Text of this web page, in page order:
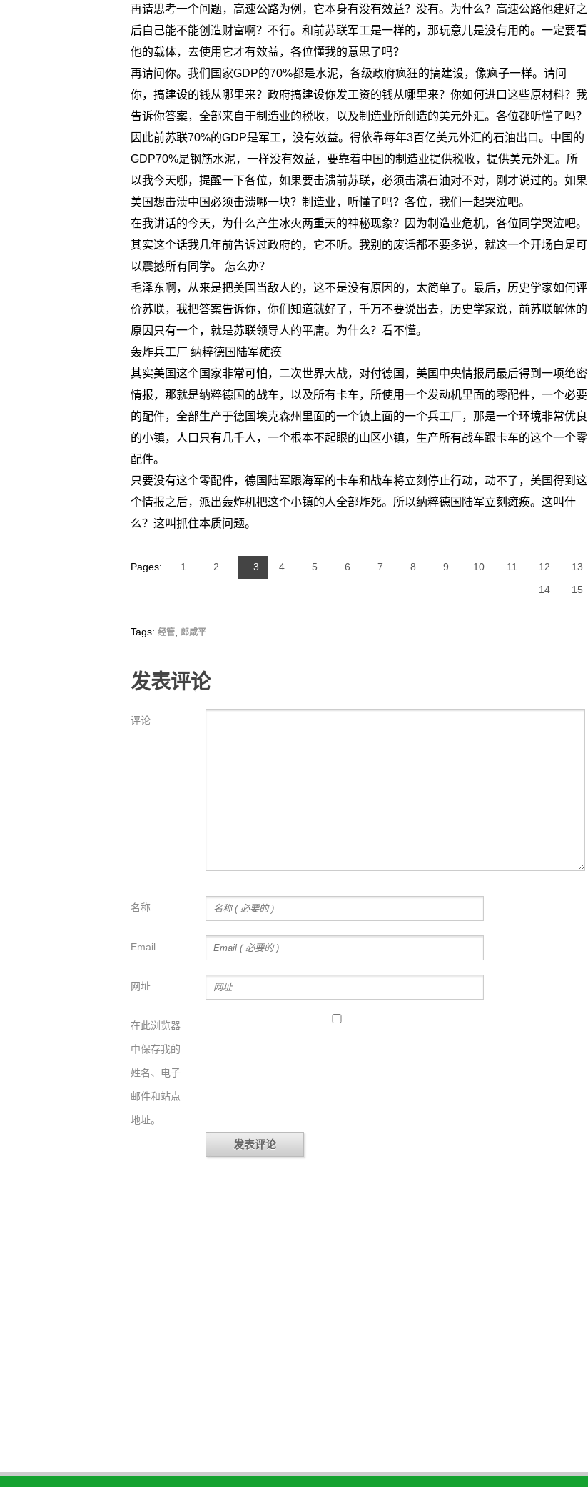
再请思考一个问题，高速公路为例，它本身有没有效益？没有。为什么？高速公路他建好之
后自己能不能创造财富啊？不行。和前苏联军工是一样的，那玩意儿是没有用的。一定要看
他的载体，去使用它才有效益，各位懂我的意思了吗？
再请问你。我们国家GDP的70%都是水泥，各级政府疯狂的搞建设，像疯子一样。请问
你，搞建设的钱从哪里来？政府搞建设你发工资的钱从哪里来？你如何进口这些原材料？我
告诉你答案，全部来自于制造业的税收，以及制造业所创造的美元外汇。各位都听懂了吗？
因此前苏联70%的GDP是军工，没有效益。得依靠每年3百亿美元外汇的石油出口。中国的
GDP70%是钢筋水泥，一样没有效益，要靠着中国的制造业提供税收，提供美元外汇。所
以我今天哪，提醒一下各位，如果要击溃前苏联，必须击溃石油对不对，刚才说过的。如果
美国想击溃中国必须击溃哪一块？制造业，听懂了吗？各位，我们一起哭泣吧。
在我讲话的今天，为什么产生冰火两重天的神秘现象？因为制造业危机，各位同学哭泣吧。
其实这个话我几年前告诉过政府的，它不听。我别的废话都不要多说，就这一个开场白足可
以震撼所有同学。 怎么办？
毛泽东啊，从来是把美国当敌人的，这不是没有原因的，太简单了。最后，历史学家如何评
价苏联，我把答案告诉你，你们知道就好了，千万不要说出去，历史学家说，前苏联解体的
原因只有一个，就是苏联领导人的平庸。为什么？看不懂。
轰炸兵工厂 纳粹德国陆军瘫痪
其实美国这个国家非常可怕，二次世界大战，对付德国，美国中央情报局最后得到一项绝密
情报，那就是纳粹德国的战车，以及所有卡车，所使用一个发动机里面的零配件，一个必要
的配件，全部生产于德国埃克森州里面的一个镇上面的一个兵工厂，那是一个环境非常优良
的小镇，人口只有几千人，一个根本不起眼的山区小镇，生产所有战车跟卡车的这个一个零
配件。
只要没有这个零配件，德国陆军跟海军的卡车和战车将立刻停止行动，动不了，美国得到这
个情报之后，派出轰炸机把这个小镇的人全部炸死。所以纳粹德国陆军立刻瘫痪。这叫什
么？这叫抓住本质问题。
Pages: 1 2 3 4 5 6 7 8 9 10 11 12
13
14
15
Tags: 经管 郎咸平
发表评论
评论
名称
Email
网址
在此浏览器
中保存我的
姓名、电子
邮件和站点
地址。